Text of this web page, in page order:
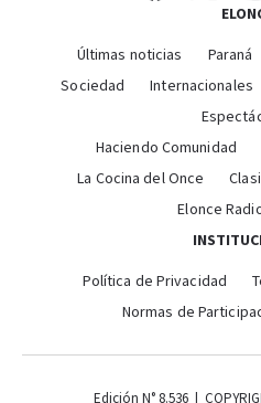
Últimas noticias Paraná
Sociedad
Internacionales
Haciendo Comunidad
La Cocina del Once
Elonce
Política de Privacidad
Normas de
Edición N° 8.536 |